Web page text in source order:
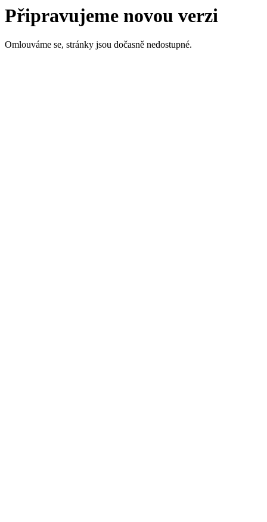
Připravujeme novou verzi
Omlouváme se, stránky jsou dočasně nedostupné.